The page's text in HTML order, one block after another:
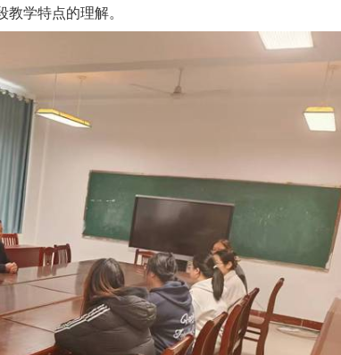
学特点的理解。